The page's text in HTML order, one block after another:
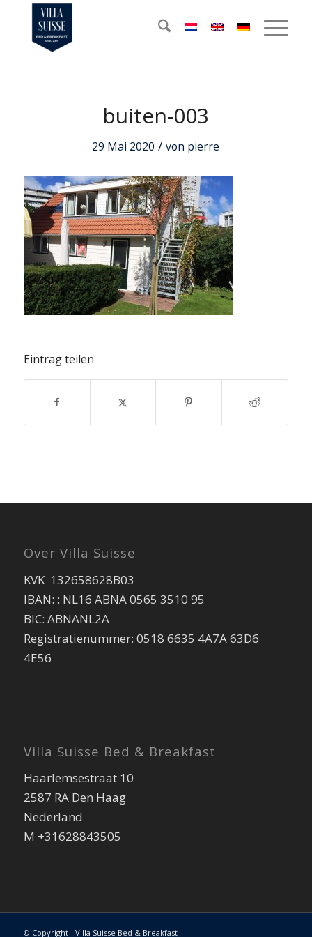
buiten-003
29 Mai 2020 / von pierre
Eintrag teilen
Over Villa Suisse
KVK 132658628B03
IBAN: : NL16 ABNA 0565 3510 95
BIC: ABNANL2A
Registratienummer: 0518 6635 4A7A 63D6
4E56
Villa Suisse Bed & Breakfast
Haarlemsestraat 10
2587 RA Den Haag
Nederland
M +31628843505
© Copyright - Villa Suisse Bed & Breakfast